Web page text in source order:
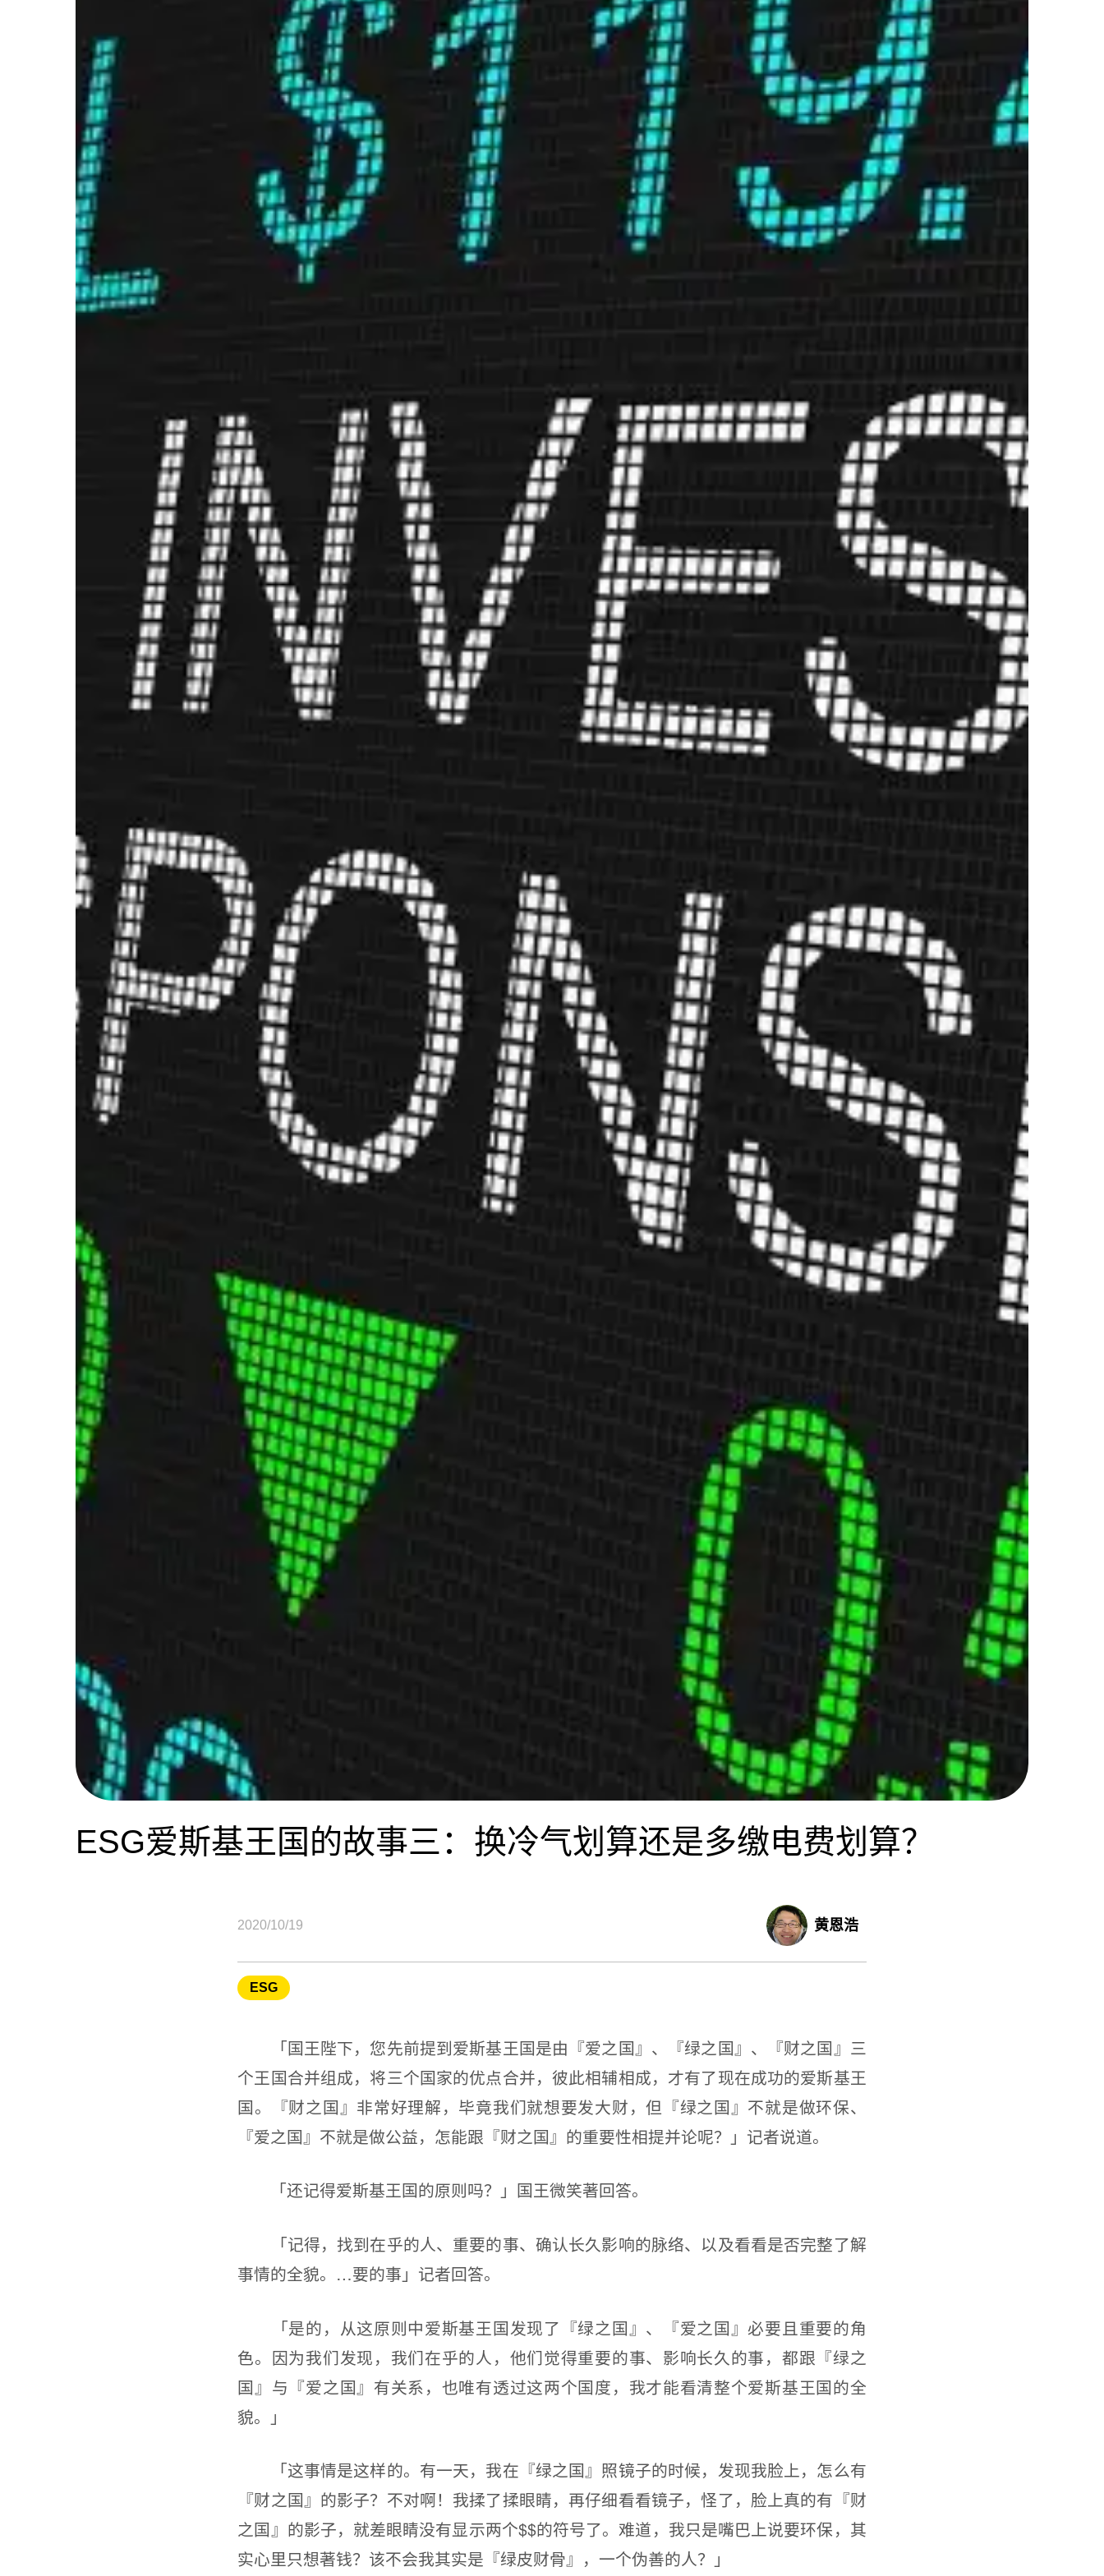
ESG爱斯基王国的故事三：换冷气划算还是多缴电费划算？
2020/10/19 黄恩浩
ESG
「国王陛下，您先前提到爱斯基王国是由『爱之国』、『绿之国』、『财之国』三
个王国合并组成，将三个国家的优点合并，彼此相辅相成，才有了现在成功的爱斯基王
国。『财之国』非常好理解，毕竟我们就想要发大财，但『绿之国』不就是做环保、
『爱之国』不就是做公益，怎能跟『财之国』的重要性相提并论呢？」记者说道。
「还记得爱斯基王国的原则吗？」国王微笑著回答。
「记得，找到在乎的人、重要的事、确认长久影响的脉络、以及看看是否完整了解
事情的全貌。…要的事」记者回答。
「是的，从这原则中爱斯基王国发现了『绿之国』、『爱之国』必要且重要的角
色。因为我们发现，我们在乎的人，他们觉得重要的事、影响长久的事，都跟『绿之
国』与『爱之国』有关系，也唯有透过这两个国度，我才能看清整个爱斯基王国的全
貌。」
「这事情是这样的。有一天，我在『绿之国』照镜子的时候，发现我脸上，怎么有
『财之国』的影子？不对啊！我揉了揉眼睛，再仔细看看镜子，怪了，脸上真的有『财
之国』的影子，就差眼睛没有显示两个$$的符号了。难道，我只是嘴巴上说要环保，其
实心里只想著钱？该不会我其实是『绿皮财骨』，一个伪善的人？」